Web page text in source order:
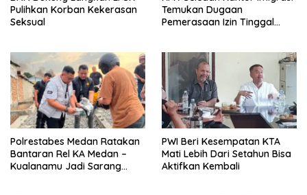
Pulihkan Korban Kekerasan
Seksual
Temukan Dugaan
Pemerasaan Izin Tinggal
Polrestabes Medan Ratakan
Bantaran Rel KA Medan –
Kualanamu Jadi Sarang
PWI Beri Kesempatan KTA
Mati Lebih Dari Setahun Bisa
Aktifkan Kembali